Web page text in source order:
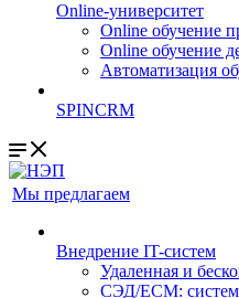
Online-университет
Online обучение
Online обучение
Автоматизация
SPINCRM
Мы предлагаем
Внедрение IT-систем
Удаленная и
СЭД/ECM: